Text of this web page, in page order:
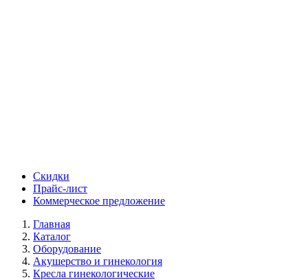
Скидки
Прайс-лист
Коммерческое предложение
Главная
Каталог
Оборудование
Акушерство и гинекология
Кресла гинекологические